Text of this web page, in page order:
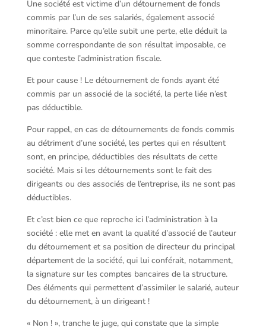
Une société est victime d’un détournement de fonds
commis par l’un de ses salariés, également associé
minoritaire. Parce qu’elle subit une perte, elle déduit la
somme correspondante de son résultat imposable, ce
que conteste l’administration fiscale.
Et pour cause ! Le détournement de fonds ayant été
commis par un associé de la société, la perte liée n’est
pas déductible.
Pour rappel, en cas de détournements de fonds commis
au détriment d’une société, les pertes qui en résultent
sont, en principe, déductibles des résultats de cette
société. Mais si les détournements sont le fait des
dirigeants ou des associés de l’entreprise, ils ne sont pas
déductibles.
Et c’est bien ce que reproche ici l’administration à la
société : elle met en avant la qualité d’associé de l’auteur
du détournement et sa position de directeur du principal
département de la société, qui lui conférait, notamment,
la signature sur les comptes bancaires de la structure.
Des éléments qui permettent d’assimiler le salarié, auteur
du détournement, à un dirigeant !
« Non ! », tranche le juge, qui constate que la simple